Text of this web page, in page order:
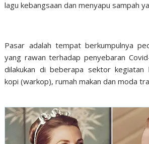
lagu kebangsaan dan menyapu sampah
Pasar adalah tempat berkumpulnya
yang rawan terhadap penyebaran
dilakukan di beberapa sektor
kopi (warkop), rumah makan dan moda